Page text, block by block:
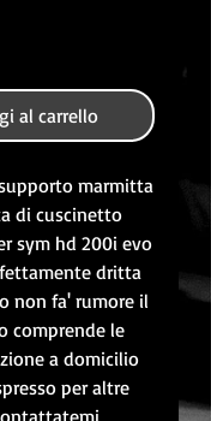
al carrello
marmitta
di cuscinetto
sym hd 200i evo
dritta
non fa' rumore il
comprende le
a domicilio
per altre